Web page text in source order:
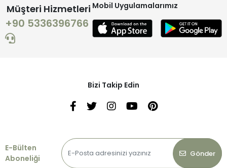
Müşteri Hizmetleri
+90 5336396766
Mobil Uygulamalarımız
Bizi Takip Edin
E-Bülten
Aboneliği
Gönder